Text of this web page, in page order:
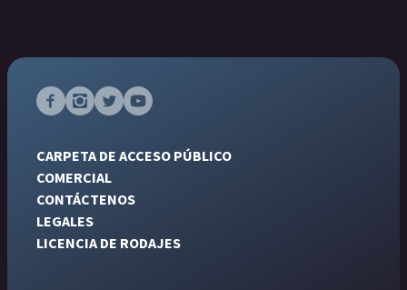
CARPETA DE ACCESO PÚBLICO
COMERCIAL
CONTÁCTENOS
LEGALES
LICENCIA DE RODAJES